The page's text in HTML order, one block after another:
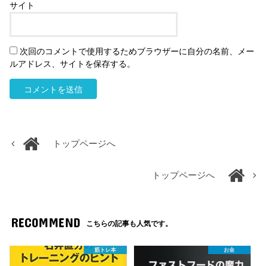
サイト
次回のコメントで使用するためブラウザーに自分の名前、メー
ルアドレス、サイトを保存する。
トップページへ
トップページへ
RECOMMEND こちらの記事も人気です。
筋トレ本 お金